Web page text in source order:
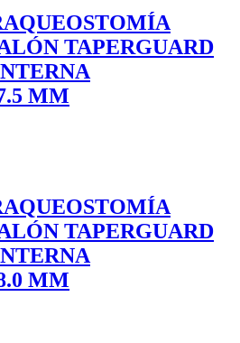
TAPERGUARD
MM
TAPERGUARD
MM